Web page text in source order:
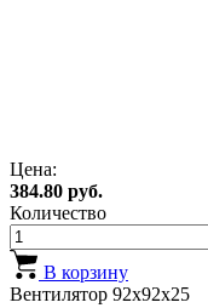
Цена:
384.80 руб.
Количество
В корзину
Вентилятор 92x92x25